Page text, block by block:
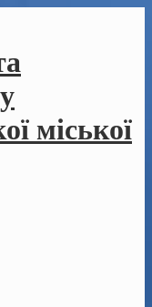
міської